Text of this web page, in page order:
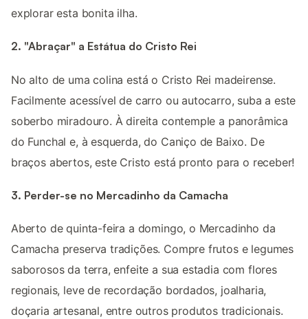
explorar esta bonita ilha.
2. "Abraçar" a Estátua do Cristo Rei
No alto de uma colina está o Cristo Rei madeirense.
Facilmente acessível de carro ou autocarro, suba a este
soberbo miradouro. À direita contemple a panorâmica
do Funchal e, à esquerda, do Caniço de Baixo. De
braços abertos, este Cristo está pronto para o receber!
3. Perder-se no Mercadinho da Camacha
Aberto de quinta-feira a domingo, o Mercadinho da
Camacha preserva tradições. Compre frutos e legumes
saborosos da terra, enfeite a sua estadia com flores
regionais, leve de recordação bordados, joalharia,
doçaria artesanal, entre outros produtos tradicionais.